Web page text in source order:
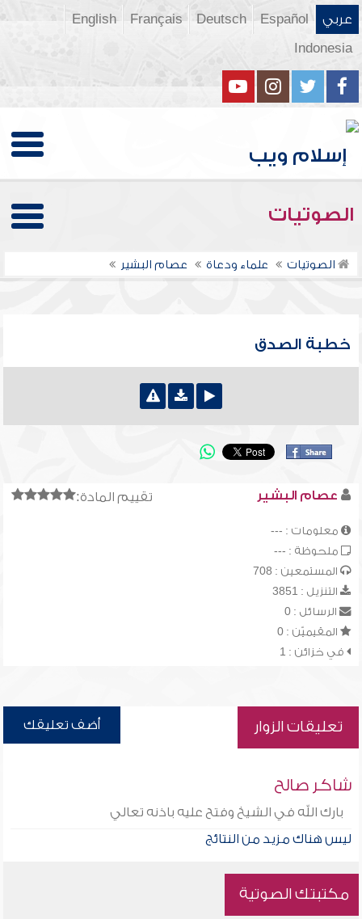
عربي Español
Deutsch
Français
English
Indonesia
الصوتيات
الصوتيات علماء ودعاة عصام البشير
خطبة الصدق
تقييم المادة: عصام البشير
معلومات : ---
ملحوظة : ---
المستمعين : 708
التنزيل : 3851
الرسائل : 0
المقيميّن : 0
في خزائن : 1
تعليقات الزوار أضف تعليقك
شاكر صالح
بارك الله في الشيخ وفتح عليه باذنه تعالي
ليس هناك مزيد من النتائج
مكتبتك الصوتية